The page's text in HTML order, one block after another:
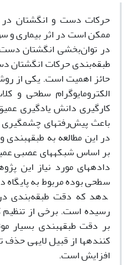
حرکات دست و انگشتان
ممکن است در اثر بیماری و
در توان‌بخشی انگشتان دست
طبقه‌بندی حرکات انگشتان
حائز اهمیت است. یکی از
الکترومایوگرام سطحی و
کارگیری دانش یادگیری
باعث پیش‌رفت­های
بر اساس شبکه­های عصبی
داده­های مورد نیاز این
رسیده است. برخی از تنظیم
بر دقت طبقه­بندی بسیار
افزایش است.